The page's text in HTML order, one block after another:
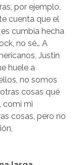
por ejemplo,
cuenta que el
cumbia hecha
no sé… A
Justin
huele a
no somos
cosas qué
comí mi
cosas, pero no